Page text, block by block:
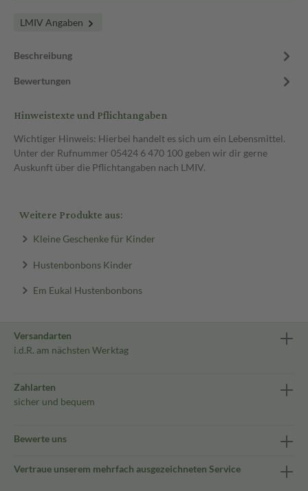
LMIV Angaben
Beschreibung
Bewertungen
Hinweistexte und Pflichtangaben
Wichtiger Hinweis: Hierbei handelt es sich um ein Lebensmittel.
Unter der Rufnummer 05424 6 470 100 geben wir dir gerne
Auskunft über die Pflichtangaben nach LMIV.
Weitere Produkte aus:
Kleine Geschenke für Kinder
Hustenbonbons Kinder
Em Eukal Hustenbonbons
Versandarten
i.d.R. am nächsten Werktag
Zahlarten
sicher und bequem
Bewerte uns
Vertraue unserem mehrfach ausgezeichneten Service